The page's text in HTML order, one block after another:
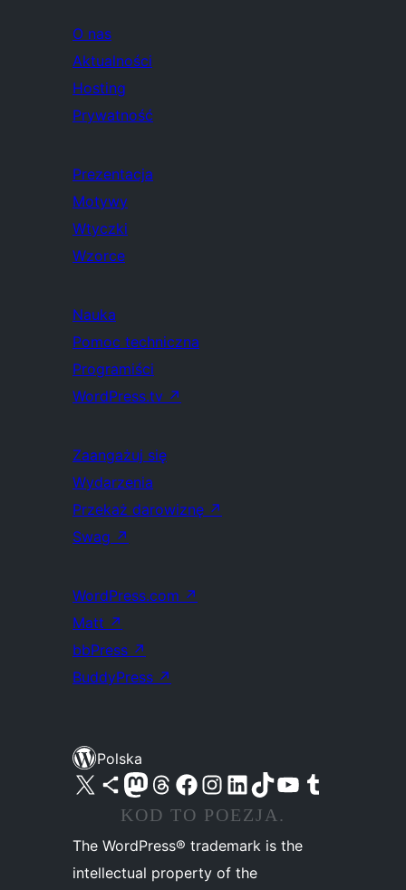
O nas
Aktualności
Hosting
Prywatność
Prezentacja
Motywy
Wtyczki
Wzorce
Nauka
Pomoc techniczna
Programiści
WordPress.tv ↗
Zaangażuj się
Wydarzenia
Przekaż darowiznę ↗
Swag ↗
WordPress.com ↗
Matt ↗
bbPress ↗
BuddyPress ↗
Polska
Odwiedź nasze konto X (dawniej Twitter)
Odwiedź nasze konto Bluesky
Odwiedź nasze konto na Mastodoncie
Odwiedź naszego Threadsa
Odwiedź naszego Facebooka
Odwiedź nasze konto na Instagramie
Odwiedź nasze konto na LinkedIn
Odwiedź naszego TikToka
Odwiedź nasz kanał YouTube
Odwiedź naszego Tumblra
KOD TO POEZJA.
The WordPress® trademark is the
intellectual property of the